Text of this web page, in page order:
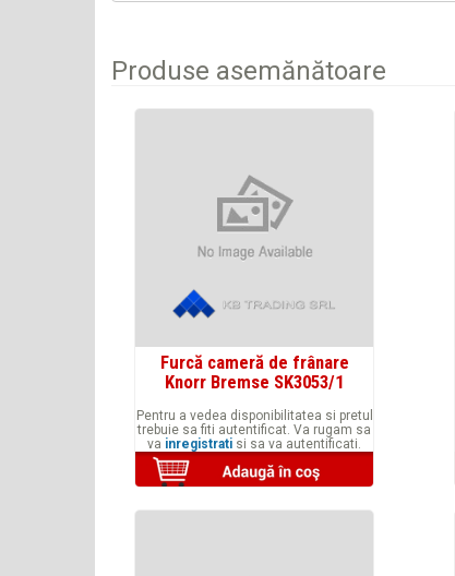
Produse asemănătoare
Furcă cameră de frânare
Knorr Bremse SK3053/1
Pentru a vedea disponibilitatea si pretul
trebuie sa fiti autentificat. Va rugam sa
va inregistrati si sa va autentificati.